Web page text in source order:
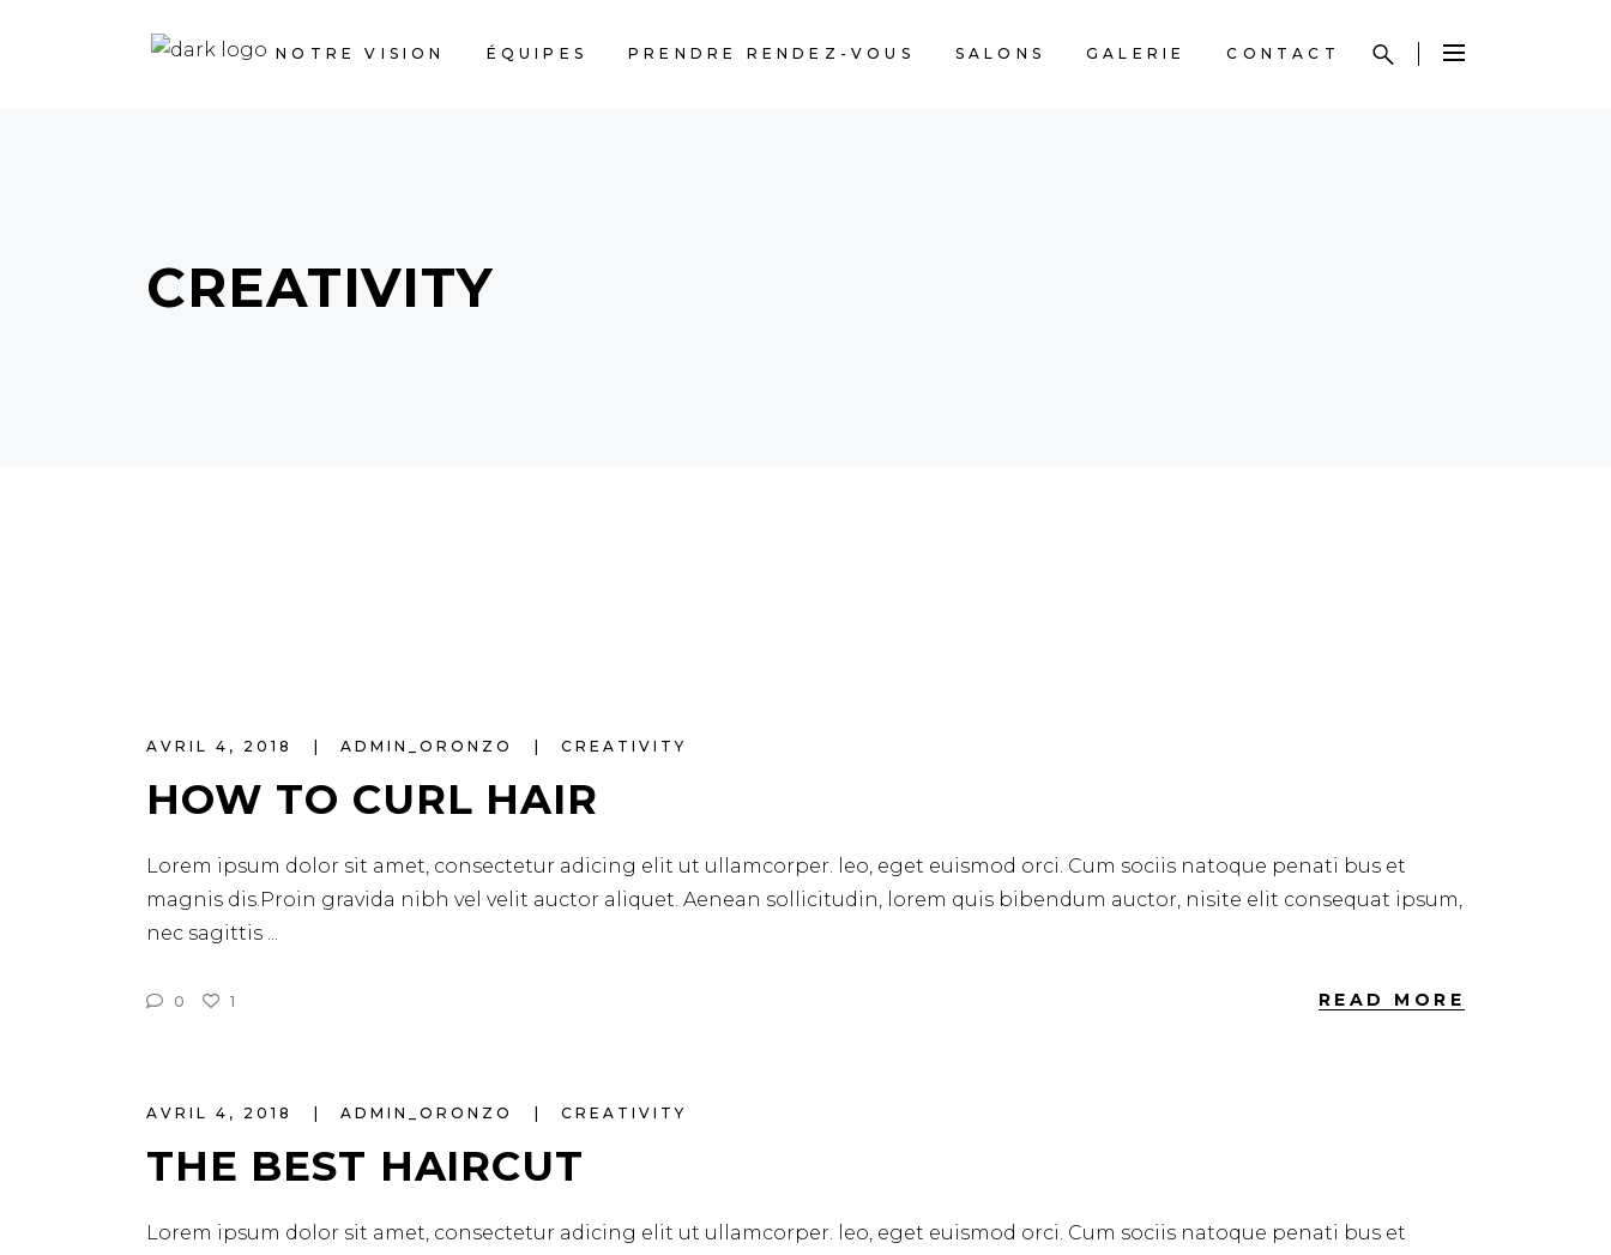
NOTRE VISION ÉQUIPES PRENDRE RENDEZ-VOUS SALONS GALERIE CONTACT
CREATIVITY
AVRIL 4, 2018 ADMIN_ORONZO CREATIVITY
HOW TO CURL HAIR
Lorem ipsum dolor sit amet, consectetur adicing elit ut ullamcorper. leo, eget euismod orci. Cum sociis natoque penati bus et
magnis dis.Proin gravida nibh vel velit auctor aliquet. Aenean sollicitudin, lorem quis bibendum auctor, nisite elit consequat ipsum,
nec sagittis
0 1 READ MORE
AVRIL 4, 2018 ADMIN_ORONZO CREATIVITY
THE BEST HAIRCUT
Lorem ipsum dolor sit amet, consectetur adicing elit ut ullamcorper. leo, eget euismod orci. Cum sociis natoque penati bus et